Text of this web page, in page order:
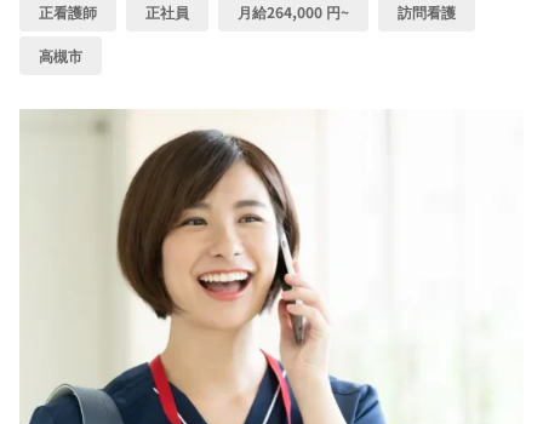
正看護師 正社員 月給264,000 円~ 訪問看護
高槻市